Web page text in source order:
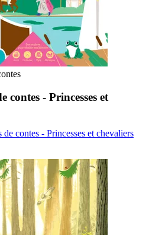
contes - Princesses et
contes - Princesses et chevaliers